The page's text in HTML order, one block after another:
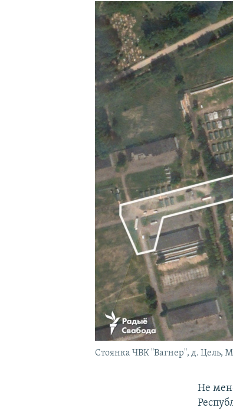
ПОДПИШИТЕСЬ НА РАССЫЛКУ
Стоянка ЧВК "Вагнер", д. Цель,
Не